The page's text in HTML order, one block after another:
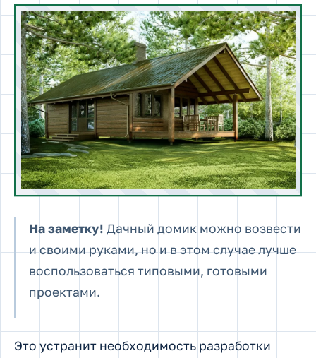
На заметку! Дачный домик можно возвести
и своими руками, но и в этом случае лучше
воспользоваться типовыми, готовыми
проектами.
Это устранит необходимость разработки